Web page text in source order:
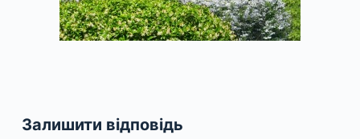
Залишити відповідь